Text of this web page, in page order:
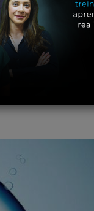
Genética e
mais-